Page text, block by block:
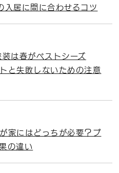
入居に間に合わせるコツ
は春がベストシーズ
と失敗しないための注意
家にはどっちが必要？プ
の違い